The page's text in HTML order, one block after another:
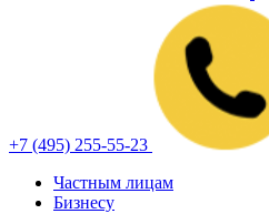
+7 (495) 255-55-23
Частным лицам
Бизнесу